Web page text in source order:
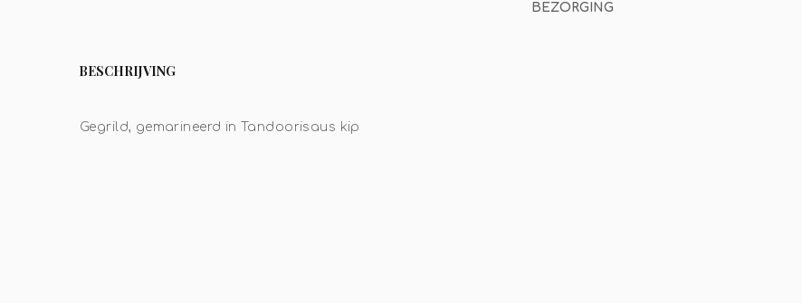
BEZORGING
BESCHRIJVING
Gegrild, gemarineerd in Tandoorisaus kip